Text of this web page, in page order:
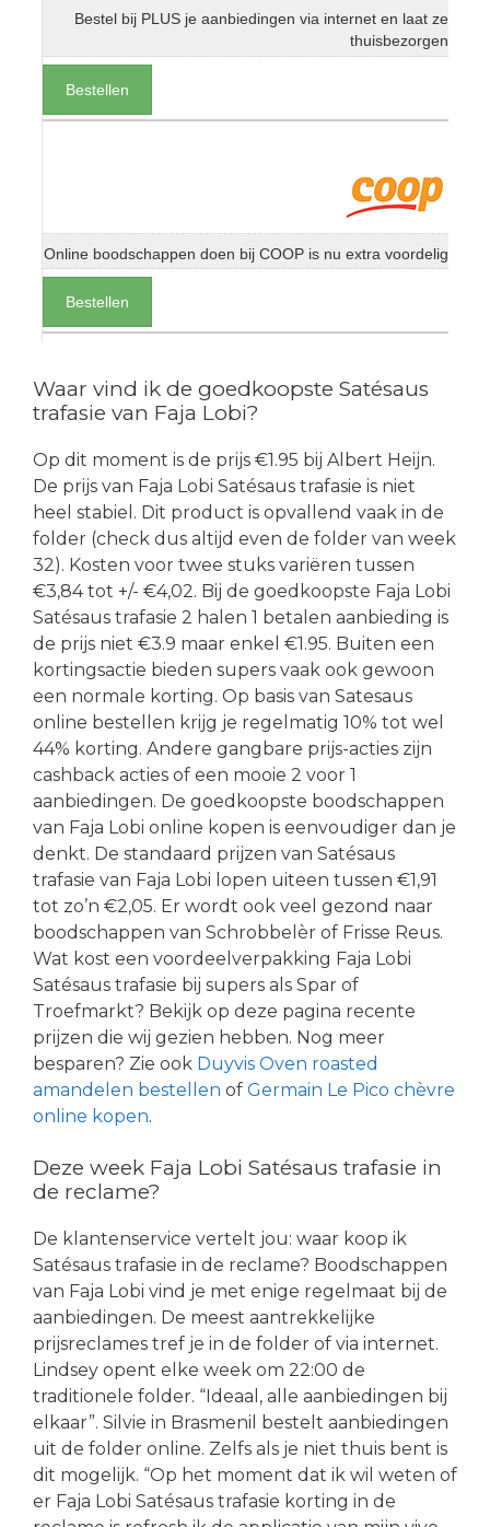
Bestel bij PLUS je aanbiedingen via internet en laat ze
thuisbezorgen
Bestellen
Online boodschappen doen bij COOP is nu extra voordelig
Bestellen
Waar vind ik de goedkoopste Satésaus
trafasie van Faja Lobi?
Op dit moment is de prijs €1.95 bij Albert Heijn.
De prijs van Faja Lobi Satésaus trafasie is niet
heel stabiel. Dit product is opvallend vaak in de
folder (check dus altijd even de folder van week
32). Kosten voor twee stuks variëren tussen
€3,84 tot +/- €4,02. Bij de goedkoopste Faja Lobi
Satésaus trafasie 2 halen 1 betalen aanbieding is
de prijs niet €3.9 maar enkel €1.95. Buiten een
kortingsactie bieden supers vaak ook gewoon
een normale korting. Op basis van Satesaus
online bestellen krijg je regelmatig 10% tot wel
44% korting. Andere gangbare prijs-acties zijn
cashback acties of een mooie 2 voor 1
aanbiedingen. De goedkoopste boodschappen
van Faja Lobi online kopen is eenvoudiger dan je
denkt. De standaard prijzen van Satésaus
trafasie van Faja Lobi lopen uiteen tussen €1,91
tot zo’n €2,05. Er wordt ook veel gezond naar
boodschappen van Schrobbelèr of Frisse Reus.
Wat kost een voordeelverpakking Faja Lobi
Satésaus trafasie bij supers als Spar of
Troefmarkt? Bekijk op deze pagina recente
prijzen die wij gezien hebben. Nog meer
besparen? Zie ook Duyvis Oven roasted
amandelen bestellen of Germain Le Pico chèvre
online kopen.
Deze week Faja Lobi Satésaus trafasie in
de reclame?
De klantenservice vertelt jou: waar koop ik
Satésaus trafasie in de reclame? Boodschappen
van Faja Lobi vind je met enige regelmaat bij de
aanbiedingen. De meest aantrekkelijke
prijsreclames tref je in de folder of via internet.
Lindsey opent elke week om 22:00 de
traditionele folder. “Ideaal, alle aanbiedingen bij
elkaar”. Silvie in Brasmenil bestelt aanbiedingen
uit de folder online. Zelfs als je niet thuis bent is
dit mogelijk. “Op het moment dat ik wil weten of
er Faja Lobi Satésaus trafasie korting in de